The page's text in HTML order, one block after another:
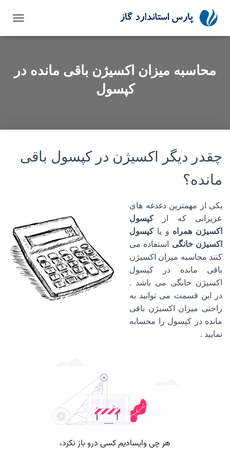
محاسبه میزان اکسیژن باقی مانده در
کپسول
چقدر دیگر اکسیژن در کپسول باقی
مانده؟
یکی از مهمترین دغدغه های
عزیزانی که ازکپسول
اکسیژن همراه و یاکپسول
اکسیژن خانگی استفاده می
کنند محاسبه میزان اکسیژن
باقی مانده در کپسول
اکسیژن خانگی می باشد .
در این قسمت می توانید به
راحتی میزان اکسیژن باقی
مانده در کپسول را محسابه
نمایید .